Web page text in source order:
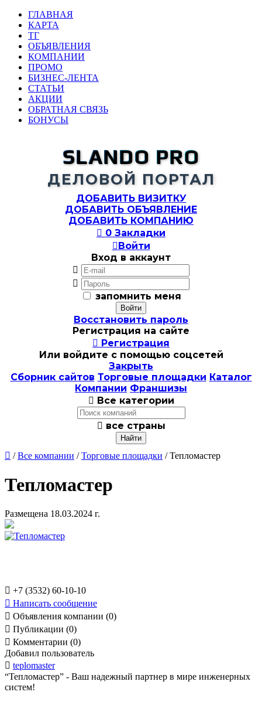
ГЛАВНАЯ
КАРТА
ТГ
ОБЪЯВЛЕНИЯ
КОМПАНИИ
ПРОМО
БИЗНЕС-ЛЕНТА
СТАТЬИ
АКЦИИ
ОБРАТНАЯ СВЯЗЬ
БОНУСЫ
SLANDO PRO
ДЕЛОВОЙ ПОРТАЛ
ДОБАВИТЬ ВИЗИТКУ
ДОБАВИТЬ ОБЪЯВЛЕНИЕ
ДОБАВИТЬ КОМПАНИЮ
 0 Закладки
Войти
Вход в аккаунт


запомнить меня
Восстановить пароль
Регистрация на сайте
 Регистрация
Или войдите с помощью соцсетей
Закрыть
Сборник сайтов Торговые площадки Каталог
Компании Франшизы
 Все категории
 все страны
 /Все компании /Торговые площадки / Тепломастер
Тепломастер
Размещена 18.03.2024 г.
 +7 (3532) 60-10-10
 Написать сообщение
 Объявления компании (0)
 Публикации (0)
 Комментарии (0)
Добавил пользователь
 teplomaster
“Тепломастер” - Ваш надежный партнер в мире инженерных
систем!